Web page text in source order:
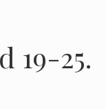
19-25.